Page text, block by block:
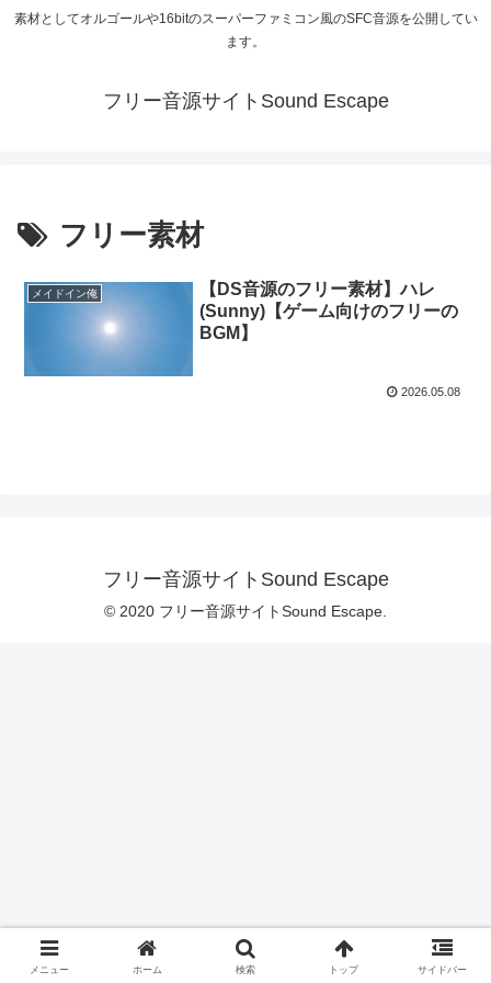
素材としてオルゴールや16bitのスーパーファミコン風のSFC音源を公開してい
ます。
フリー音源サイトSound Escape
フリー素材
メイドイン俺
【DS音源のフリー素材】ハレ
(Sunny)【ゲーム向けのフリーの
BGM】
2026.05.08
フリー音源サイトSound Escape
© 2020 フリー音源サイトSound Escape.
メニュー ホーム 検索 トップ サイドバー